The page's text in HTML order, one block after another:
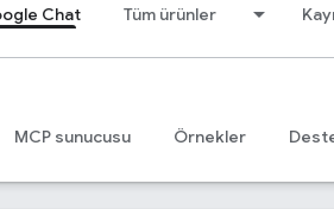
Chat Tüm ürünler
MCP sunucusu Örnekler